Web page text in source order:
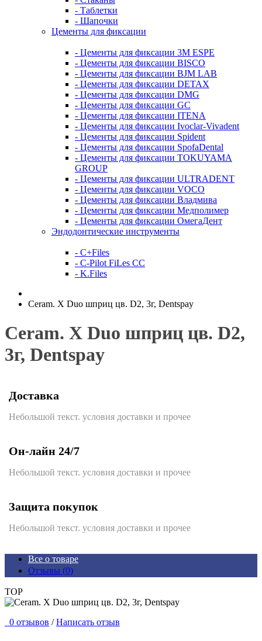
- Таблетки
- Шапочки
Цементы для фиксации
- Цементы для фиксации 3M ESPE
- Цементы для фиксации BISCO
- Цементы для фиксации BJM LAB
- Цементы для фиксации DETAX
- Цементы для фиксации DMG
- Цементы для фиксации GC
- Цементы для фиксации ITENA
- Цементы для фиксации Ivoclar-Vivadent
- Цементы для фиксации Spident
- Цементы для фиксации SpofaDental
- Цементы для фиксации TOKUYAMA
GROUP
- Цементы для фиксации ULTRADENT
- Цементы для фиксации VOCO
- Цементы для фиксации Владмива
- Цементы для фиксации Медполимер
- Цементы для фиксации ОмегаДент
Эндодонтические инструменты
- C+Files
- C-Pilot FiLes CC
- K.Files
Ceram. Х Duo шприц цв. D2, 3г, Dentspay
Ceram. Х Duo шприц цв. D2,
3г, Dentspay
Доставка
Небольшой текст. условия доставки и прочее
Он-лайн 24/7
Небольшой текст. условия доставки и прочее
Защита покупок
Небольшой текст. условия доставки и прочее
Все о товаре
Отзывы (0)
TOP
0 отзывов / Написать отзыв